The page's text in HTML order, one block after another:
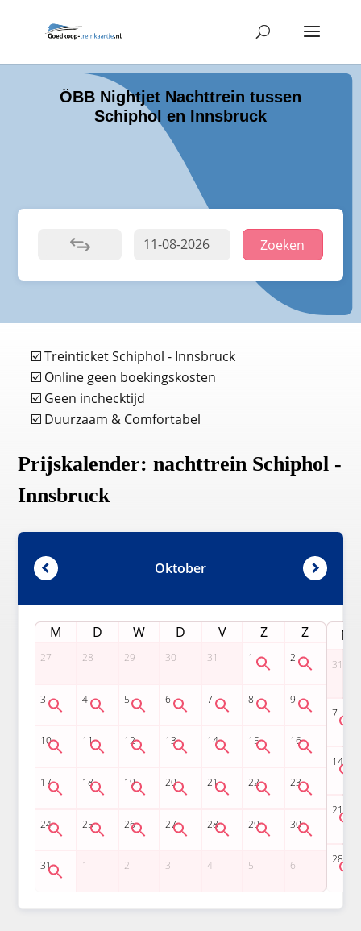
ÖBB Nightjet Nachttrein tussen
Schiphol en Innsbruck
Zoeken
☑️ Treinticket Schiphol - Innsbruck
☑️ Online geen boekingskosten
☑️ Geen inchecktijd
☑️ Duurzaam & Comfortabel
Prijskalender: nachttrein Schiphol -
Innsbruck
Oktober
M D W D V Z Z M